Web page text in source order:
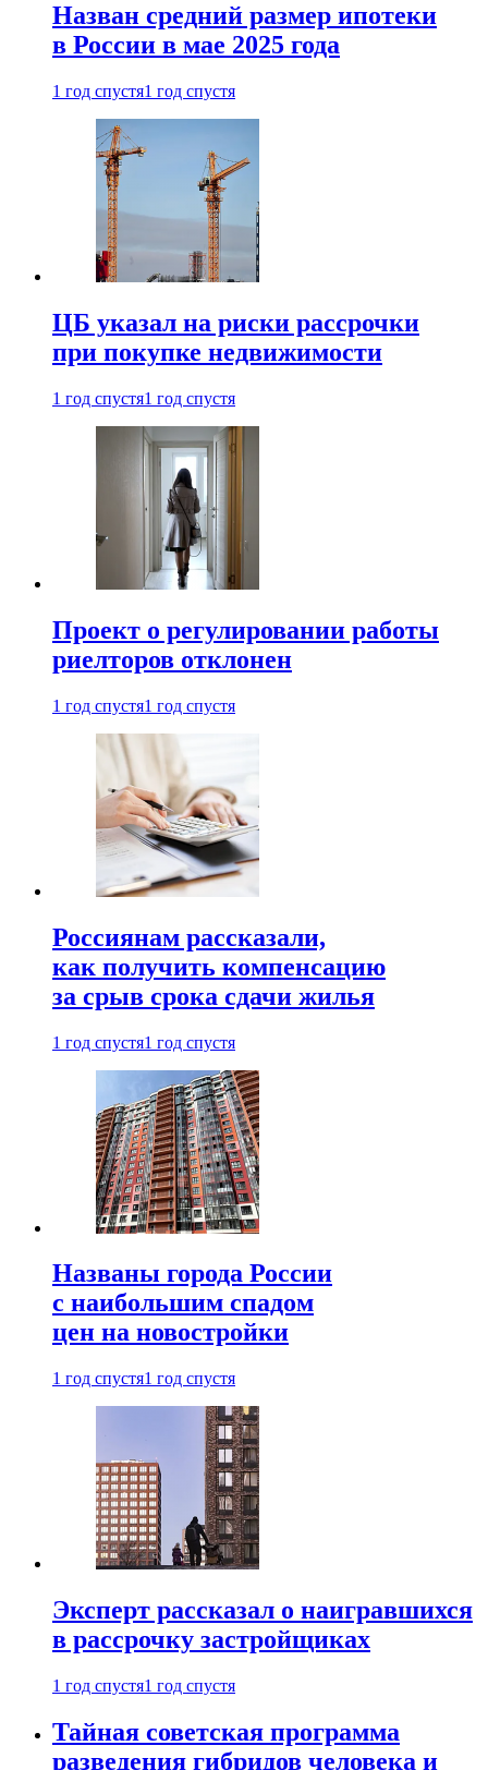
Назван средний размер ипотеки
в России в мае 2025 года
1 год спустя1 год спустя
ЦБ указал на риски рассрочки
при покупке недвижимости
1 год спустя1 год спустя
Проект о регулировании работы
риелторов отклонен
1 год спустя1 год спустя
Россиянам рассказали,
как получить компенсацию
за срыв срока сдачи жилья
1 год спустя1 год спустя
Названы города России
с наибольшим спадом
цен на новостройки
1 год спустя1 год спустя
Эксперт рассказал о наигравшихся
в рассрочку застройщиках
1 год спустя1 год спустя
Тайная советская программа
разведения гибридов человека и